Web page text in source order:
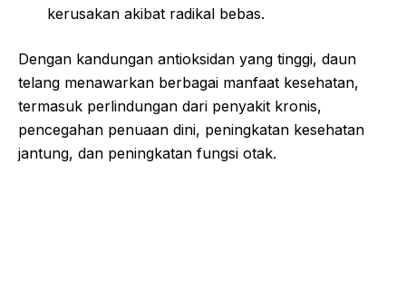
kerusakan akibat radikal bebas.
Dengan kandungan antioksidan yang tinggi, daun
telang menawarkan berbagai manfaat kesehatan,
termasuk perlindungan dari penyakit kronis,
pencegahan penuaan dini, peningkatan kesehatan
jantung, dan peningkatan fungsi otak.